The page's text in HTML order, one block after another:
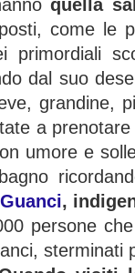
quella
come le
primordiali
dal suo
grandine,
a
umore e
Guanci,
persone
sterminati